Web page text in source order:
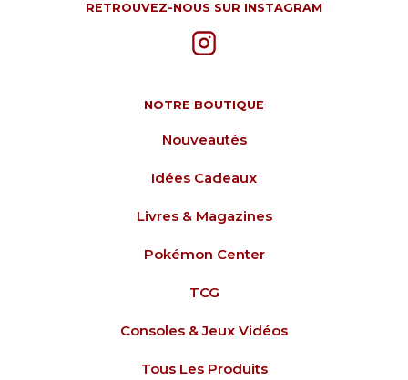
RETROUVEZ-NOUS SUR INSTAGRAM
NOTRE BOUTIQUE
Nouveautés
Idées Cadeaux
Livres & Magazines
Pokémon Center
TCG
Consoles & Jeux Vidéos
Tous Les Produits